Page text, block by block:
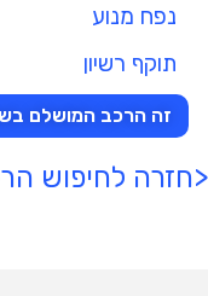
נפח מנוע
תוקף רשיון
זה הרכב המושלם
<חזרה לחיפוש